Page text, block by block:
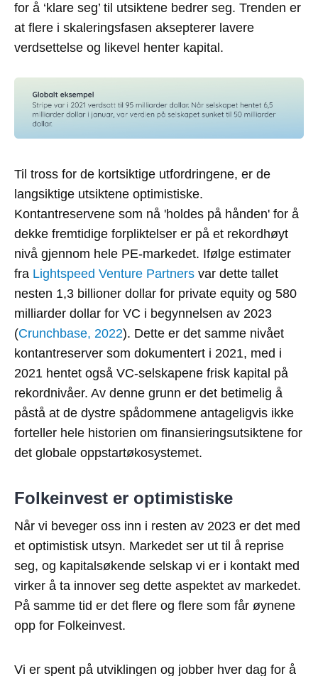
for å ‘klare seg’ til utsiktene bedrer seg. Trenden er
at flere i skaleringsfasen aksepterer lavere
verdsettelse og likevel henter kapital.
Til tross for de kortsiktige utfordringene, er de
langsiktige utsiktene optimistiske.
Kontantreservene som nå 'holdes på hånden' for å
dekke fremtidige forpliktelser er på et rekordhøyt
nivå gjennom hele PE-markedet. Ifølge estimater
fra Lightspeed Venture Partners var dette tallet
nesten 1,3 billioner dollar for private equity og 580
milliarder dollar for VC i begynnelsen av 2023
(Crunchbase, 2022). Dette er det samme nivået
kontantreserver som dokumentert i 2021, med i
2021 hentet også VC-selskapene frisk kapital på
rekordnivåer. Av denne grunn er det betimelig å
påstå at de dystre spådommene antageligvis ikke
forteller hele historien om finansieringsutsiktene for
det globale oppstartøkosystemet.
Folkeinvest er optimistiske
Når vi beveger oss inn i resten av 2023 er det med
et optimistisk utsyn. Markedet ser ut til å reprise
seg, og kapitalsøkende selskap vi er i kontakt med
virker å ta innover seg dette aspektet av markedet.
På samme tid er det flere og flere som får øynene
opp for Folkeinvest.
Vi er spent på utviklingen og jobber hver dag for å